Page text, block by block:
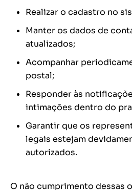
Realizar o cadastro no
Manter os dados de
atualizados;
Acompanhar
postal;
Responder às
intimações dentro do
Garantir que os
legais estejam
autorizados.
O não cumprimento dessas